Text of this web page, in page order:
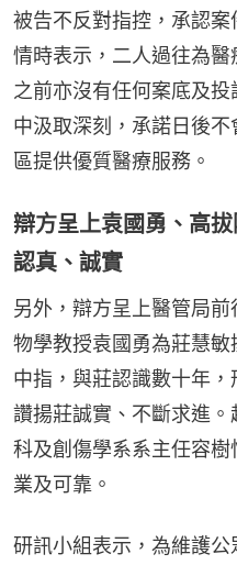
被告不反對指控，承認
情時表示，二人過往為醫
之前亦沒有任何案底及
中汲取深刻，承諾日後
區提供優質醫療服務。
辯方呈上袁國勇、高
認真、誠實
另外，辯方呈上醫管局
物學教授袁國勇為莊慧
中指，與莊認識數十年
讚揚莊誠實、不斷求進
科及創傷學系系主任容
業及可靠。
研訊小組表示，為維護